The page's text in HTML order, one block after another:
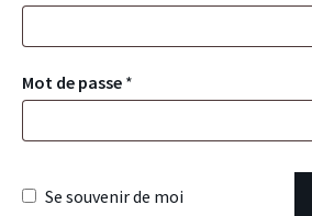
Mot de passe *
Se souvenir de moi